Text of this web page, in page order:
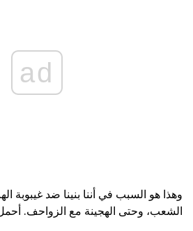
ad
وهذا هو السبب في أننا بنينا ضد غيبوبة
الشعب، وحتى الهجينة مع الزواحف. أحمل